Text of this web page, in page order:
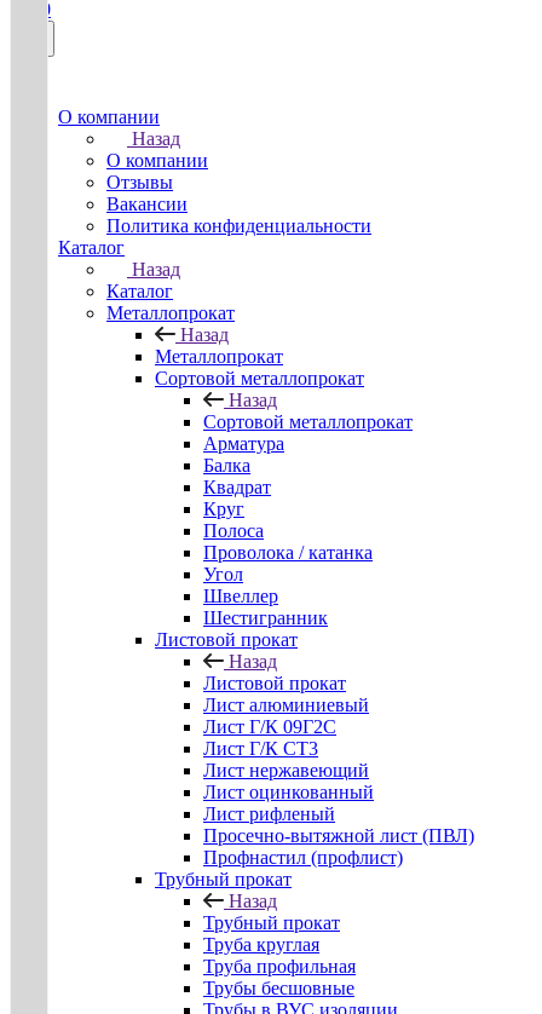
0
О компании
Назад
О компании
Отзывы
Вакансии
Политика конфиденциальности
Каталог
Назад
Каталог
Металлопрокат
Назад
Металлопрокат
Сортовой металлопрокат
Назад
Сортовой металлопрокат
Арматура
Балка
Квадрат
Круг
Полоса
Проволока / катанка
Угол
Швеллер
Шестигранник
Листовой прокат
Назад
Листовой прокат
Лист алюминиевый
Лист Г/К 09Г2С
Лист Г/К СТ3
Лист нержавеющий
Лист оцинкованный
Лист рифленый
Просечно-вытяжной лист (ПВЛ)
Профнастил (профлист)
Трубный прокат
Назад
Трубный прокат
Труба круглая
Труба профильная
Трубы бесшовные
Трубы в ВУС изоляции